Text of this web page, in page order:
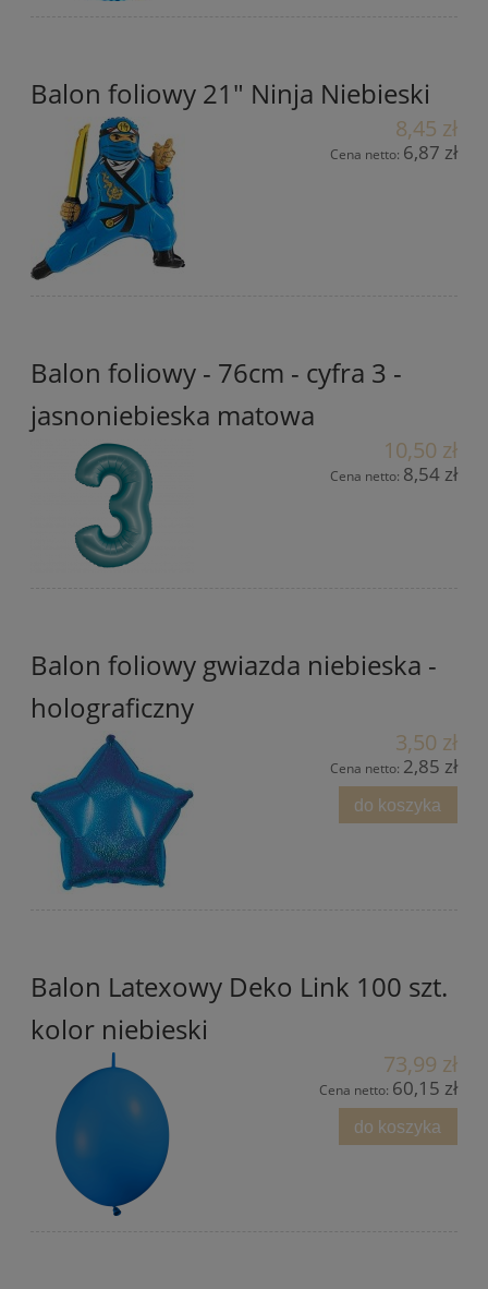
Balon foliowy 21" Ninja Niebieski
8,45 zł
Cena netto: 6,87 zł
Balon foliowy - 76cm - cyfra 3 -
jasnoniebieska matowa
10,50 zł
Cena netto: 8,54 zł
Balon foliowy gwiazda niebieska -
holograficzny
3,50 zł
Cena netto: 2,85 zł
do koszyka
Balon Latexowy Deko Link 100 szt.
kolor niebieski
73,99 zł
Cena netto: 60,15 zł
do koszyka